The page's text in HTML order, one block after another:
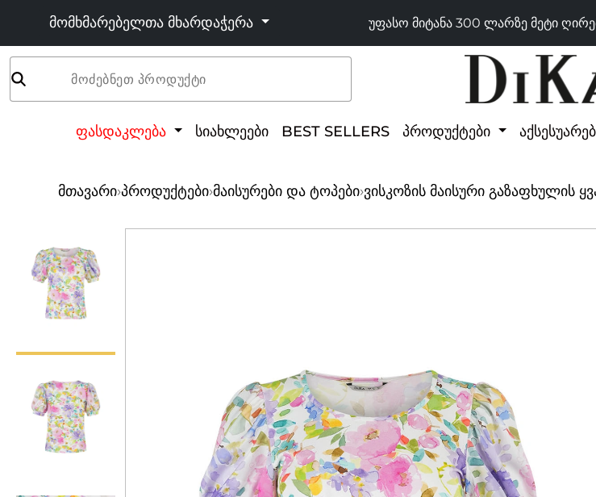
მომხმარებელთა მხარდაჭერა უფასო მიტანა 300 ლარზე მეტი
მოძებნეთ პროდუქტი
ფასდაკლება სიახლეები BEST SELLERS პროდუქტები
მთავარი›პროდუქტები›მაისურები და ტოპები›ვისკოზის მაისური გაზაფხულის